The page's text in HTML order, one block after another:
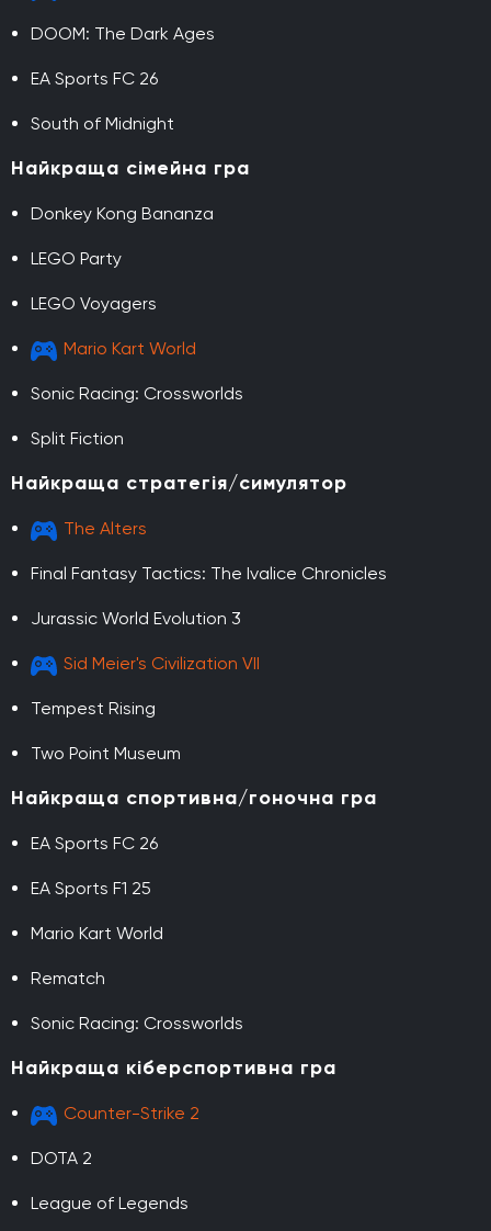
DOOM: The Dark Ages
EA Sports FC 26
South of Midnight
Найкраща сімейна гра
Donkey Kong Bananza
LEGO Party
LEGO Voyagers
Mario Kart World
Sonic Racing: Crossworlds
Split Fiction
Найкраща стратегія/симулятор
The Alters
Final Fantasy Tactics: The Ivalice Chronicles
Jurassic World Evolution 3
Sid Meier's Civilization VII
Tempest Rising
Two Point Museum
Найкраща спортивна/гоночна гра
EA Sports FC 26
EA Sports F1 25
Mario Kart World
Rematch
Sonic Racing: Crossworlds
Найкраща кіберспортивна гра
Counter-Strike 2
DOTA 2
League of Legends